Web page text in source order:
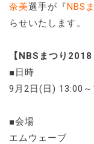
奈美選手が『NBS
らせいたします。
【NBSまつり2018
■日時
9月2日(日) 13:00～
■会場
エムウェーブ